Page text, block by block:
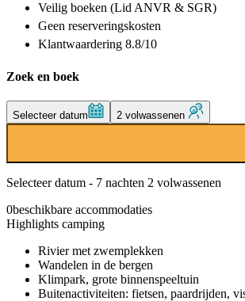
Veilig boeken (Lid ANVR & SGR)
Geen reserveringskosten
Klantwaardering 8.8/10
Zoek en boek
Selecteer datum 2 volwassenen
Selecteer datum - 7 nachten 2 volwassenen
0beschikbare accommodaties
Highlights camping
Rivier met zwemplekken
Wandelen in de bergen
Klimpark, grote binnenspeeltuin
Buitenactiviteiten: fietsen, paardrijden,